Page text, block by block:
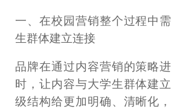
一、在校园营销整个过程中
生群体建立连接
品牌在通过内容营销的策略
时，让内容与大学生群体建
级结构给更加明确、清晰化